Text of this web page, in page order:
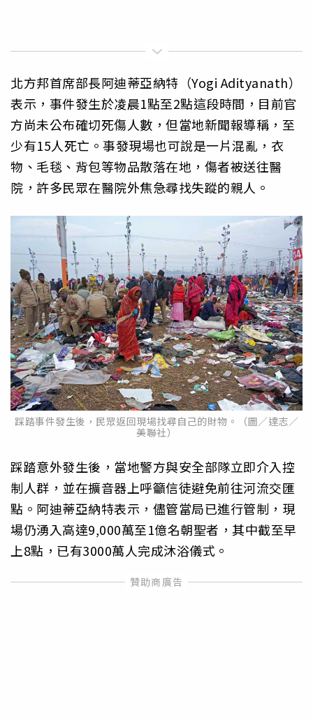
北方邦首席部長阿迪蒂亞納特（Yogi Adityanath）
表示，事件發生於凌晨1點至2點這段時間，目前官
方尚未公布確切死傷人數，但當地新聞報導稱，至
少有15人死亡。事發現場也可說是一片混亂，衣
物、毛毯、背包等物品散落在地，傷者被送往醫
院，許多民眾在醫院外焦急尋找失蹤的親人。
踩踏事件發生後，民眾返回現場找尋自己的財物。（圖／達志／
美聯社）
踩踏意外發生後，當地警方與安全部隊立即介入控
制人群，並在擴音器上呼籲信徒避免前往河流交匯
點。阿迪蒂亞納特表示，儘管當局已進行管制，現
場仍湧入高達9,000萬至1億名朝聖者，其中截至早
上8點，已有3000萬人完成沐浴儀式。